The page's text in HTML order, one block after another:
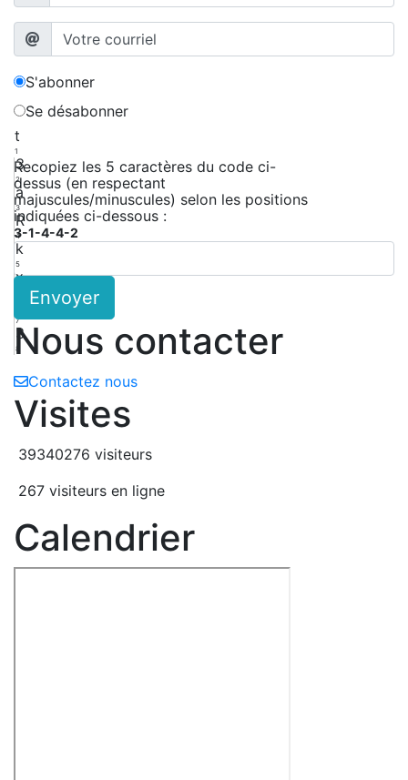
S'abonner
Se désabonner
t
1
3
2
a
3
R
4
k
5
x
7
3
8
Recopiez les 5 caractères du code ci-
dessus (en respectant
majuscules/minuscules) selon les positions
indiquées ci-dessous :
3-1-4-4-2
Envoyer
Nous contacter
Contactez nous
Visites
39340276 visiteurs
267 visiteurs en ligne
Calendrier